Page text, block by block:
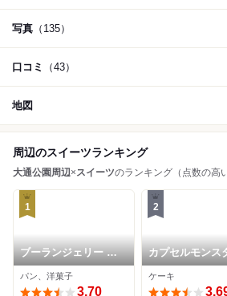
写真 （135）
口コミ （43）
地図
周辺のスイーツランキング
大通公園周辺×スイーツのランキング（点数の高
1
ブーランジェリー コ
ロン 本店
パン、洋菓子
3.70
2
カプセルモンス
ケーキ